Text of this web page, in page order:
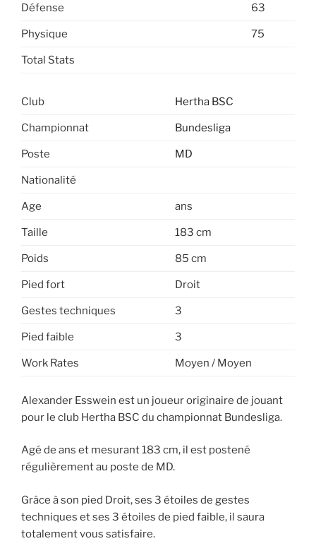
Défense 63
Physique 75
Total Stats
Club Hertha BSC
Championnat Bundesliga
Poste MD
Nationalité
Age ans
Taille 183 cm
Poids 85 cm
Pied fort Droit
Gestes techniques 3
Pied faible 3
Work Rates Moyen / Moyen
Alexander Esswein est un joueur originaire de jouant
pour le club Hertha BSC du championnat Bundesliga.
Agé de ans et mesurant 183 cm, il est postené
régulièrement au poste de MD.
Grâce à son pied Droit, ses 3 étoiles de gestes
techniques et ses 3 étoiles de pied faible, il saura
totalement vous satisfaire.